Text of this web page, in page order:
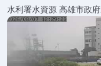
水利署水資源 高雄市政